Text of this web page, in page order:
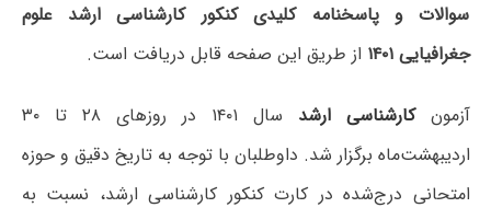
سوالات و پاسخنامه کلیدی کنکور کارشناسی ارشد علوم
جغرافیایی ۱۴۰۱
از طریق این صفحه قابل دریافت است.
آزمونکارشناسی ارشد
سال ۱۴۰۱ در روزهای ۲۸ تا ۳۰
اردیبهشت‌ماه برگزار شد. داوطلبان با توجه به تاریخ دقیق و حوزه
امتحانی درج‌شده در کارت کنکور کارشناسی ارشد، نسبت به